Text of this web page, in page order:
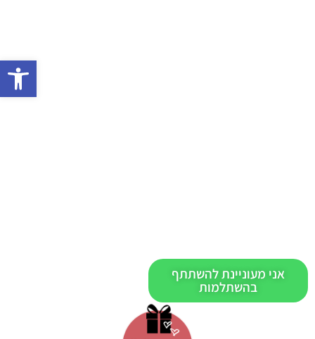
אני מעוניינת להשתתף
בהשתלמות